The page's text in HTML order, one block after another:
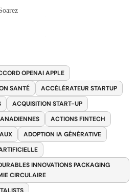
OPENAI APPLE
SANTÉ
ACCÉLÉRATEUR STARTUP
ACQUISITION START-UP
ACTIONS FINTECH
ADOPTION IA GÉNÉRATIVE
INNOVATIONS PACKAGING
CIRCULAIRE